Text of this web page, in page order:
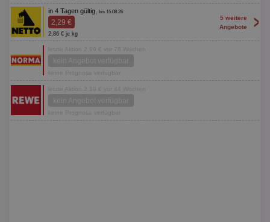
in 4 Tagen gültig, bis 15.08.26
2,29 €
2,86 € je kg
5 weitere
Angebote
>
letzte Aktion 2,99 € vor 78 Wochen
kein Angebot verfügbar
keine Prognose verfügbar
letzte Aktion 2,19 € vor 44 Wochen
kein Angebot verfügbar
keine Prognose verfügbar